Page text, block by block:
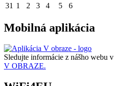
31 1 2 3 4 5 6
Mobilná aplikácia
Sledujte informácie z nášho webu v
V OBRAZE.